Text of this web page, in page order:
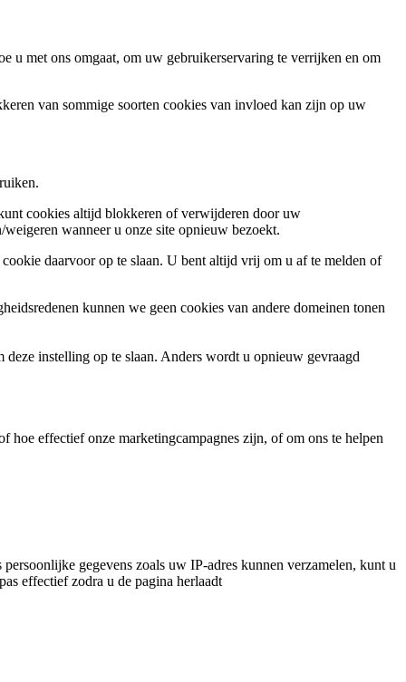
u met ons omgaat, om uw gebruikerservaring te verrijken en om
van sommige soorten cookies van invloed kan zijn op uw
cookies altijd blokkeren of verwijderen door uw
wanneer u onze site opnieuw bezoekt.
daarvoor op te slaan. U bent altijd vrij om u af te melden of
kunnen we geen cookies van andere domeinen tonen
instelling op te slaan. Anders wordt u opnieuw gevraagd
effectief onze marketingcampagnes zijn, of om ons te helpen
gegevens zoals uw IP-adres kunnen verzamelen, kunt u
effectief zodra u de pagina herlaadt